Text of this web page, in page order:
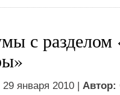
с разделом
29 января 2010 | Автор: